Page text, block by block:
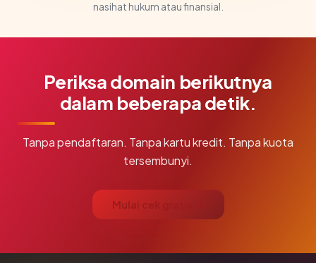
nasihat hukum atau finansial.
Periksa domain berikutnya
dalam beberapa detik.
Tanpa pendaftaran. Tanpa kartu kredit. Tanpa kuota
tersembunyi.
Mulai cek gratis →